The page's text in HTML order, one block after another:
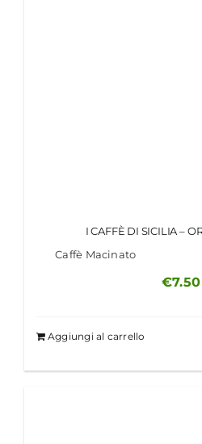
I CAFFÈ DI SICILIA –
Caffè Macinato
€7.50
Aggiungi al carrello